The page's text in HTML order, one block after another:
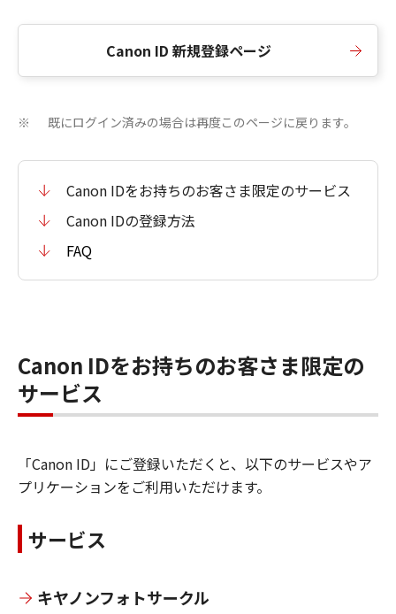
Canon ID 新規登録ページ
※ 既にログイン済みの場合は再度このページに戻ります。
Canon IDをお持ちのお客さま限定のサービス
Canon IDの登録方法
FAQ
Canon IDをお持ちのお客さま限定の
サービス
「Canon ID」にご登録いただくと、以下のサービスやア
プリケーションをご利用いただけます。
サービス
キヤノンフォトサークル